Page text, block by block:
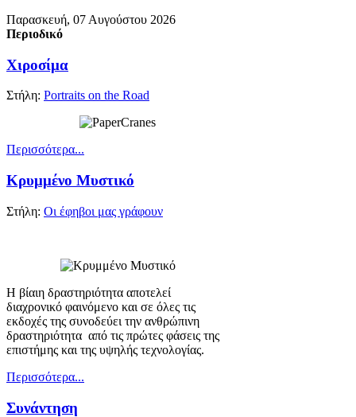
Παρασκευή, 07 Αυγούστου 2026
Περιοδικό
Χιροσίμα
Στήλη: Portraits on the Road
Περισσότερα...
Κρυμμένο Μυστικό
Στήλη: Οι έφηβοι μας γράφουν
Η βίαιη δραστηριότητα αποτελεί
διαχρονικό φαινόμενο και σε όλες τις
εκδοχές της συνοδεύει την ανθρώπινη
δραστηριότητα από τις πρώτες φάσεις της
επιστήμης και της υψηλής τεχνολογίας.
Περισσότερα...
Συνάντηση